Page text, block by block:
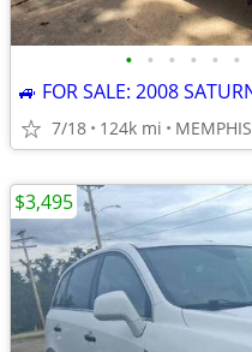
• • • • • •
7/18 124k mi MEMPHIS
$3,495